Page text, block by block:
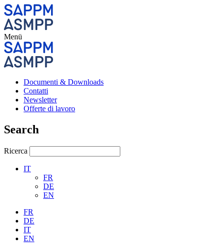
Menü
Documenti & Downloads
Contatti
Newsletter
Offerte di lavoro
Search
Ricerca
IT
FR
DE
EN
FR
DE
IT
EN